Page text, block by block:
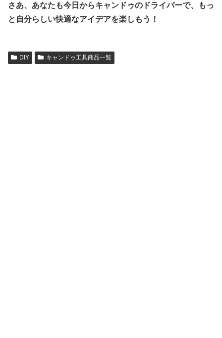
さあ、あなたも今日からキャンドゥのドライバーで、もっ
と自分らしい快適なアイデアを楽しもう！
DIY キャンドゥ工具商品一覧